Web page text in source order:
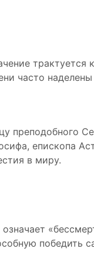
трактуется
часто наделены
преподобного
епископа
в миру.
победить